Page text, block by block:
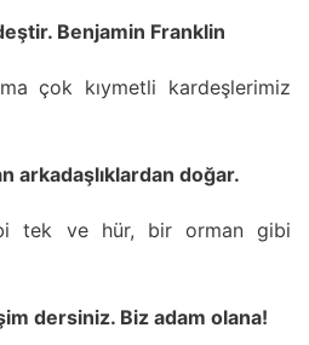
Benjamin Franklin
çok kıymetli kardeşlerimiz
arkadaşlıklardan doğar.
tek ve hür, bir orman gibi
dersiniz. Biz adam olana!